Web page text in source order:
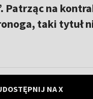
Patrząc na
taki tytuł
NA X